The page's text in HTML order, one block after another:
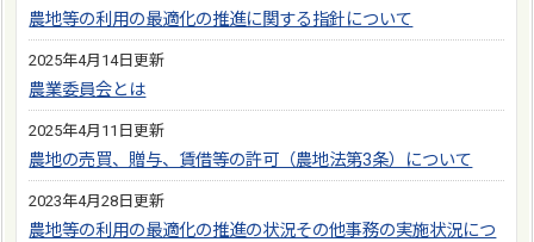
農地等の利用の最適化の推進に関する指針について
2025年4月14日更新
農業委員会とは
2025年4月11日更新
農地の売買、贈与、賃借等の許可（農地法第3条）について
2023年4月28日更新
農地等の利用の最適化の推進の状況その他事務の実施状況につ